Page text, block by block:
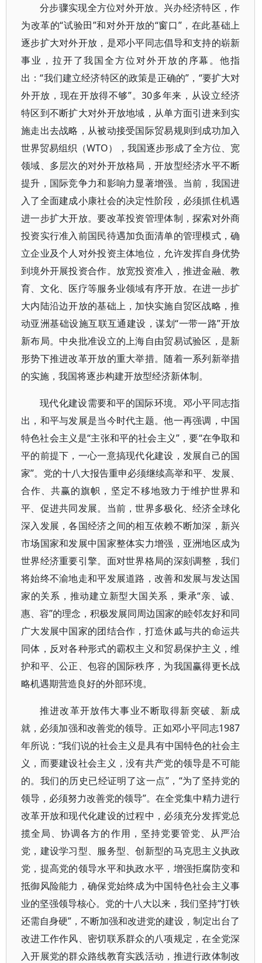
分步骤实现全方位对外开放。兴办经济特区，作
为改革的“试验田”和对外开放的“窗口”，在此基础上
逐步扩大对外开放，是邓小平同志倡导和支持的崭新
事业，拉开了我国全方位对外开放的序幕。他指
出：“我们建立经济特区的政策是正确的”，“要扩大对
外开放，现在开放得不够”。30多年来，从设立经济
特区到不断扩大对外开放地域，从单方面引进来到实
施走出去战略，从被动接受国际贸易规则到成功加入
世界贸易组织（WTO），我国逐步形成了全方位、宽
领域、多层次的对外开放格局，开放型经济水平不断
提升，国际竞争力和影响力显著增强。当前，我国进
入了全面建成小康社会的决定性阶段，必须抓住机遇
进一步扩大开放。要改革投资管理体制，探索对外商
投资实行准入前国民待遇加负面清单的管理模式，确
立企业及个人对外投资主体地位，允许发挥自身优势
到境外开展投资合作。放宽投资准入，推进金融、教
育、文化、医疗等服务业领域有序开放。在进一步扩
大内陆沿边开放的基础上，加快实施自贸区战略，推
动亚洲基础设施互联互通建设，谋划“一带一路”开放
新布局。中央批准设立的上海自由贸易试验区，是新
形势下推进改革开放的重大举措。随着一系列新举措
的实施，我国将逐步构建开放型经济新体制。
现代化建设需要和平的国际环境。邓小平同志指
出，和平与发展是当今时代主题。他一再强调，中国
特色社会主义是“主张和平的社会主义”，要“在争取和
平的前提下，一心一意搞现代化建设，发展自己的国
家”。党的十八大报告重申必须继续高举和平、发展、
合作、共赢的旗帜，坚定不移地致力于维护世界和
平、促进共同发展。当前，世界多极化、经济全球化
深入发展，各国经济之间的相互依赖不断加深，新兴
市场国家和发展中国家整体实力增强，亚洲地区成为
世界经济重要引擎。面对世界格局的深刻调整，我们
将始终不渝地走和平发展道路，改善和发展与发达国
家的关系，推动建立新型大国关系，秉承“亲、诚、
惠、容”的理念，积极发展同周边国家的睦邻友好和同
广大发展中国家的团结合作，打造休戚与共的命运共
同体，反对各种形式的霸权主义和贸易保护主义，维
护和平、公正、包容的国际秩序，为我国赢得更长战
略机遇期营造良好的外部环境。
推进改革开放伟大事业不断取得新突破、新成
就，必须加强和改善党的领导。正如邓小平同志1987
年所说：“我们说的社会主义是具有中国特色的社会主
义，而要建设社会主义，没有共产党的领导是不可能
的。我们的历史已经证明了这一点”，“为了坚持党的
领导，必须努力改善党的领导”。在全党集中精力进行
改革开放和现代化建设的过程中，必须充分发挥党总
揽全局、协调各方的作用，坚持党要管党、从严治
党，建设学习型、服务型、创新型的马克思主义执政
党，提高党的领导水平和执政水平，增强拒腐防变和
抵御风险能力，确保党始终成为中国特色社会主义事
业的坚强领导核心。党的十八大以来，我们坚持“打铁
还需自身硬”，不断加强和改进党的建设，制定出台了
改进工作作风、密切联系群众的八项规定，在全党深
入开展党的群众路线教育实践活动，推进行政体制改